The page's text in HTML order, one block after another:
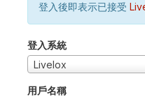
登入後即表示已接受
登入系統
Livelox
用戶名稱